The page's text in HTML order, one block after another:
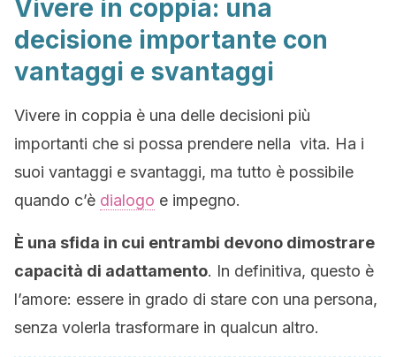
Vivere in coppia: una
decisione importante con
vantaggi e svantaggi
Vivere in coppia è una delle decisioni più
importanti che si possa prendere nella vita. Ha i
suoi vantaggi e svantaggi, ma tutto è possibile
quando c’è dialogo e impegno.
È una sfida in cui entrambi devono dimostrare
capacità di adattamento. In definitiva, questo è
l’amore: essere in grado di stare con una persona,
senza volerla trasformare in qualcun altro.